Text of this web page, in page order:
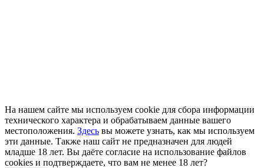
На нашем сайте мы используем cookie для сбора информации
технического характера и обрабатываем данные вашего
местоположения. Здесь вы можете узнать, как мы используем
эти данные. Также наш сайт не предназначен для людей
младше 18 лет. Вы даёте согласие на использование файлов
cookies и подтверждаете, что вам не менее 18 лет?